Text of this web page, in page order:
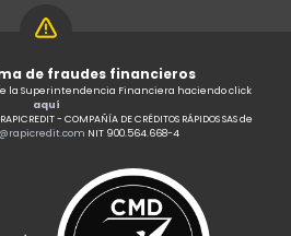
de fraudes financieros
la Superintendencia Financiera haciendo click
aquí
- COMPAÑÍA DE CRÉDITOS RÁPIDOS SAS de
NIT 900.564.668-4